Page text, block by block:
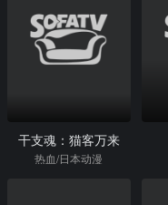
干支魂：猫客万来
热血/日本动漫